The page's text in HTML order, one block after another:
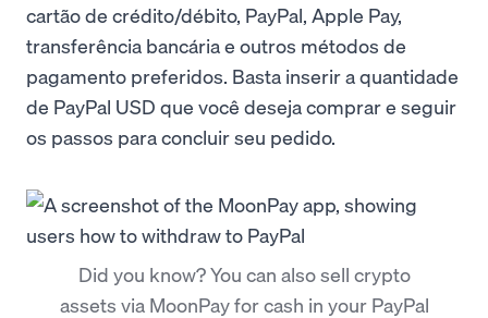
cartão de crédito/débito, PayPal, Apple Pay,
transferência bancária e outros métodos de
pagamento preferidos. Basta inserir a quantidade
de PayPal USD que você deseja comprar e seguir
os passos para concluir seu pedido.
Did you know? You can also sell crypto
assets via MoonPay for cash in your PayPal